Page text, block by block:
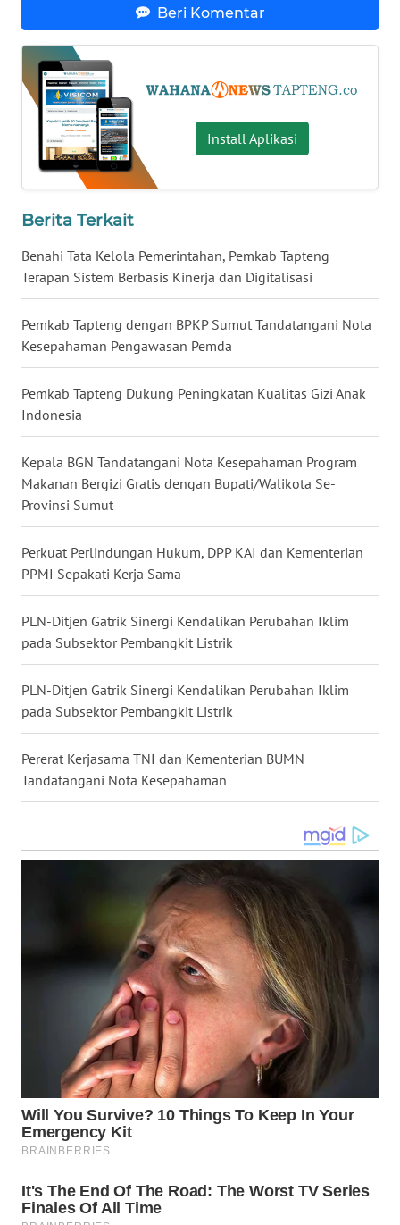
Beri Komentar
Install Aplikasi
Berita Terkait
Benahi Tata Kelola Pemerintahan, Pemkab Tapteng
Terapan Sistem Berbasis Kinerja dan Digitalisasi
Pemkab Tapteng dengan BPKP Sumut Tandatangani Nota
Kesepahaman Pengawasan Pemda
Pemkab Tapteng Dukung Peningkatan Kualitas Gizi Anak
Indonesia
Kepala BGN Tandatangani Nota Kesepahaman Program
Makanan Bergizi Gratis dengan Bupati/Walikota Se-
Provinsi Sumut
Perkuat Perlindungan Hukum, DPP KAI dan Kementerian
PPMI Sepakati Kerja Sama
PLN-Ditjen Gatrik Sinergi Kendalikan Perubahan Iklim
pada Subsektor Pembangkit Listrik
PLN-Ditjen Gatrik Sinergi Kendalikan Perubahan Iklim
pada Subsektor Pembangkit Listrik
Pererat Kerjasama TNI dan Kementerian BUMN
Tandatangani Nota Kesepahaman
KALTARA
WN
KALSEL
WN
KALTIM
SULSEL
WN
GORONTALO
WN
SULUT
WN
MALUKU
WN
WN
WN
DANAU
WN
NIAS
WN
LANGKAT
WN
LESUNG
WN
SIMALUNGUN
WN
WN